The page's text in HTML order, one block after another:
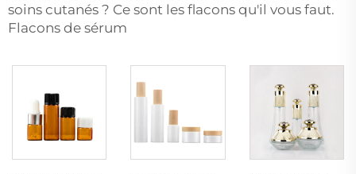
soins cutanés ? Ce sont les flacons qu'il vous faut.
Flacons de sérum